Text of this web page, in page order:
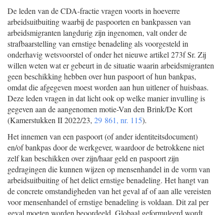
De leden van de CDA-fractie vragen voorts in hoeverre
arbeidsuitbuiting waarbij de paspoorten en bankpassen van
arbeidsmigranten langdurig zijn ingenomen, valt onder de
strafbaarstelling van ernstige benadeling als voorgesteld in
onderhavig wetsvoorstel of onder het nieuwe artikel 273f Sr. Zij
willen weten wat er gebeurt in de situatie waarin arbeidsmigranten
geen beschikking hebben over hun paspoort of hun bankpas,
omdat die afgegeven moest worden aan hun uitlener of huisbaas.
Deze leden vragen in dat licht ook op welke manier invulling is
gegeven aan de aangenomen motie-Van den Brink/De Kort
(Kamerstukken II 2022/23, 29 861, nr. 115).
Het innemen van een paspoort (of ander identiteitsdocument)
en/of bankpas door de werkgever, waardoor de betrokkene niet
zelf kan beschikken over zijn/haar geld en paspoort zijn
gedragingen die kunnen wijzen op mensenhandel in de vorm van
arbeidsuitbuiting of het delict ernstige benadeling. Het hangt van
de concrete omstandigheden van het geval af of aan alle vereisten
voor mensenhandel of ernstige benadeling is voldaan. Dit zal per
geval moeten worden beoordeeld. Globaal geformuleerd wordt